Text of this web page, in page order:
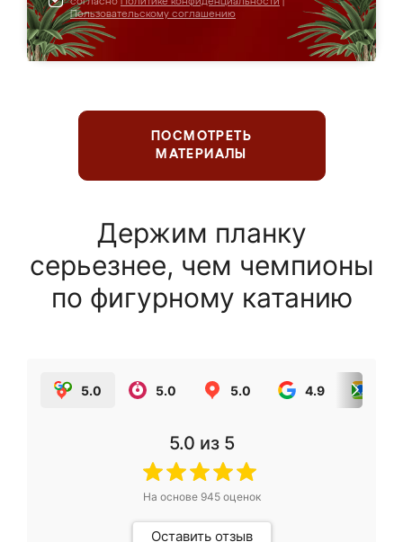
Пользовательскому соглашению
ПОСМОТРЕТЬ
МАТЕРИАЛЫ
Держим планку
серьезнее, чем чемпионы
по фигурному катанию
5.0 5.0 5.0 4.9
5.0 из 5
На основе 945оценок
Оставить отзыв